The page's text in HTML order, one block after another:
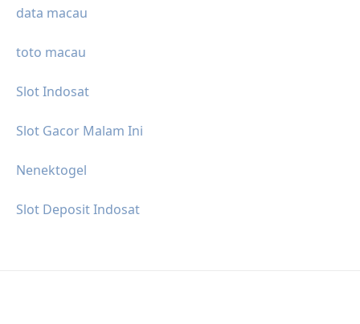
data macau
toto macau
Slot Indosat
Slot Gacor Malam Ini
Nenektogel
Slot Deposit Indosat